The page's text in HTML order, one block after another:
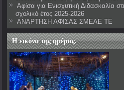
Αφίσα για Ενισχυτική Διδασκαλία
σχολικό έτος 2025-2026
ΑΝΑΡΤΗΣΗ ΑΦΙΣΑΣ ΣΜΕΑΕ ΤΕ
Η εικόνα της ημέρας.